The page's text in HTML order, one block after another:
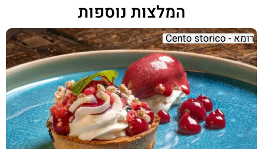
המלצות נוספות
רומא - Cento storico